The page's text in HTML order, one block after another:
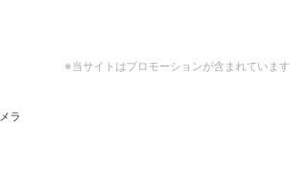
※当サイトはプロモーションが含まれています
ラ